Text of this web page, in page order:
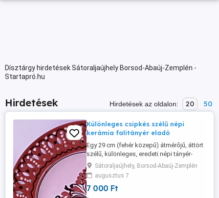
Dísztárgy hirdetések Sátoraljaújhely Borsod-Abaúj-Zemplén -
Startapró.hu
Hirdetések Hirdetések az oldalon: 20 50
Különleges csipkés szélű népi
kerámia falitányér eladó
Egy 29 cm (fehér közepű) átmérőjű, áttört
szélű, különleges, eredeti népi tányér-
kézzel festett, mázas népi fali dísztányér.
Szerintem állapotú. Igazi különlegességet
kínálok a hagyományos kerámiák
kedvelőinek. Gyűjteménybe vagy
Sátoraljaújhely, Borsod-Abaúj-Zemplén
augusztus 7
7 000 Ft